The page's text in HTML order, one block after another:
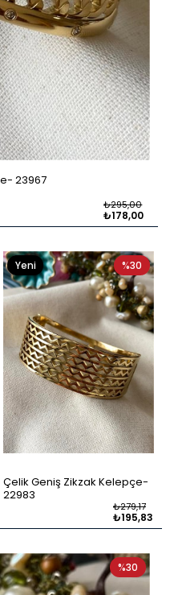
23967
₺178,00
₺295,00
Çelik Geniş Zikzak Kelepçe
22983
₺195,83
₺279,17
%30
Yeni
Ürün
%30